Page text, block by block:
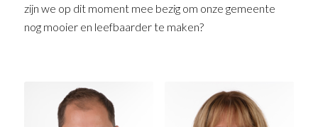
zijn we op dit moment mee bezig om onze gemeente
nog mooier en leefbaarder te maken?